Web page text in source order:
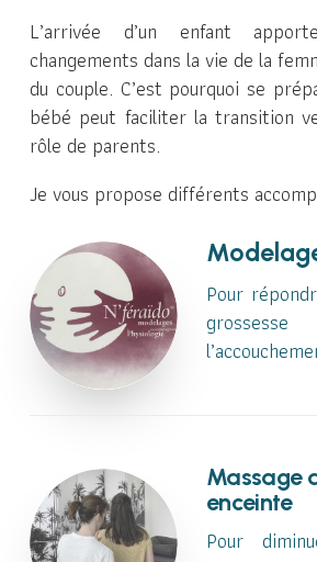
L’arrivée d’un enfant
changements dans la vie de la
du couple. C’est pourquoi se
bébé peut faciliter la transition
rôle de parents.
Je vous propose différents
Pour
Massage
enceinte
Pour